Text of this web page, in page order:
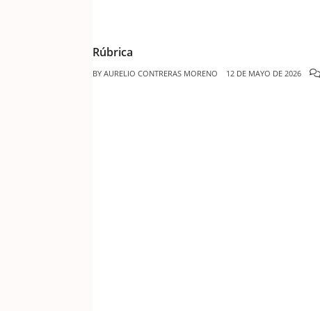
Rúbrica
BY AURELIO CONTRERAS MORENO 12 DE MAYO DE 2026